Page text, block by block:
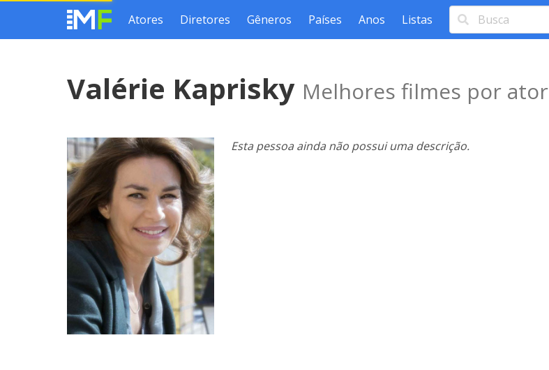
Atores Diretores Gêneros Países Anos Listas
Valérie Kaprisky Melhores filmes por ator
Esta pessoa ainda não possui uma descrição.